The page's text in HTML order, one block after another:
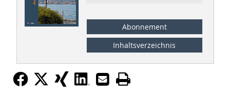
Abonnement
Inhaltsverzeichnis